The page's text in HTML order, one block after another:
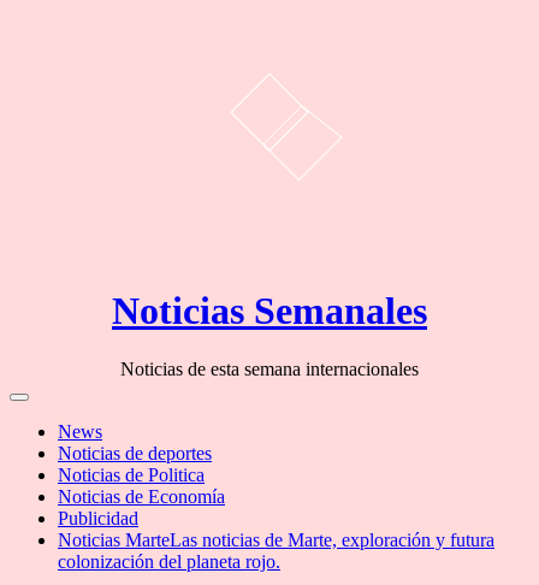
Noticias Semanales
Noticias de esta semana internacionales
Off
CanvasNews
Noticias de deportes
Noticias de Politica
Noticias de Economía
Publicidad
Noticias MarteLas noticias de Marte, exploración y futura
colonización del planeta rojo.